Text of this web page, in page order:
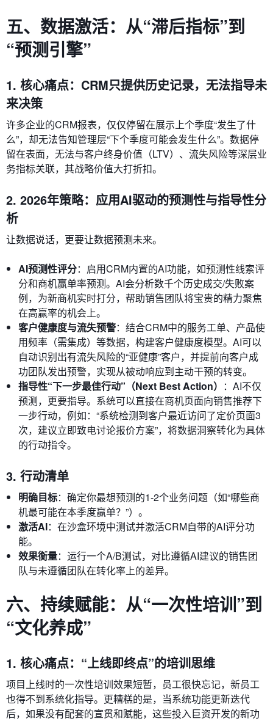
五、数据激活：从“滞后指标”到
“预测引擎”
1. 核心痛点：CRM只提供历史记录，无法指导未
来决策
许多企业的CRM报表，仅仅停留在展示上个季度“发生了什
么”，却无法告知管理层“下个季度可能会发生什么”。数据停
留在表面，无法与客户终身价值（LTV）、流失风险等深层业
务指标关联，其战略价值大打折扣。
2. 2026年策略：应用AI驱动的预测性与指导性分
析
让数据说话，更要让数据预测未来。
AI预测性评分：启用CRM内置的AI功能，如预测性线索评
分和商机赢单率预测。AI会分析数千个历史成交/失败案
例，为新商机实时打分，帮助销售团队将宝贵的精力聚焦
在高赢率的机会上。
客户健康度与流失预警：结合CRM中的服务工单、产品使
用频率（需集成）等数据，构建客户健康度模型。AI可以
自动识别出有流失风险的“亚健康”客户，并提前向客户成
功团队发出预警，实现从被动响应到主动干预的转变。
指导性“下一步最佳行动”（Next Best Action） ：AI不仅
预测，更要指导。系统可以直接在商机页面向销售推荐下
一步行动，例如：“系统检测到客户最近访问了定价页面3
次，建议立即致电讨论报价方案”，将数据洞察转化为具体
的行动指令。
3. 行动清单
明确目标：确定你最想预测的1-2个业务问题（如“哪些商
机最可能在本季度赢单？”）。
激活AI：在沙盒环境中测试并激活CRM自带的AI评分功
能。
效果衡量：运行一个A/B测试，对比遵循AI建议的销售团
队与未遵循团队在转化率上的差异。
六、持续赋能：从“一次性培训”到
“文化养成”
1. 核心痛点：“上线即终点”的培训思维
项目上线时的一次性培训效果短暂，员工很快忘记，新员工
也得不到系统化指导。更糟糕的是，当系统功能更新迭代
后，如果没有配套的宣贯和赋能，这些投入巨资开发的新功